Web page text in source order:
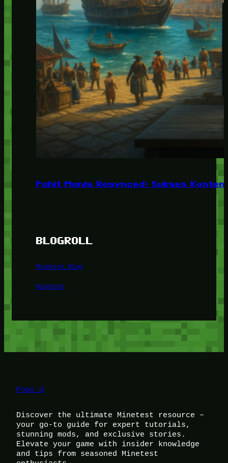
Pahit Manis Resynced: Sukses
BLOGROLL
Minetest Blog
Minetest
Foox U
Discover the ultimate Minetest resource –
your go-to guide for expert tutorials,
stunning mods, and exclusive stories.
Elevate your game with insider knowledge
and tips from seasoned Minetest